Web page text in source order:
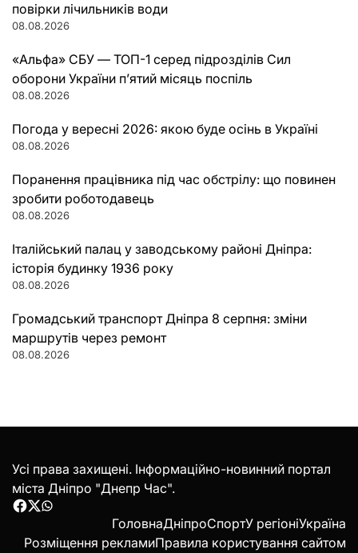
повірки лічильників води
08.08.2026
«Альфа» СБУ — ТОП-1 серед підрозділів Сил
оборони України п’ятий місяць поспіль
08.08.2026
Погода у вересні 2026: якою буде осінь в Україні
08.08.2026
Поранення працівника під час обстрілу: що повинен
зробити роботодавець
08.08.2026
Італійський палац у заводському районі Дніпра:
історія будинку 1936 року
08.08.2026
Громадський транспорт Дніпра 8 серпня: зміни
маршрутів через ремонт
08.08.2026
Усі права захищені. Інформаційно-новинний портал
міста Дніпро "Днепр Час".
Facebook
Twitter
WhatsApp
ГоловнаДніпроСпортУ регіоніУкраїна
Розміщення рекламиПравила користування сайтом